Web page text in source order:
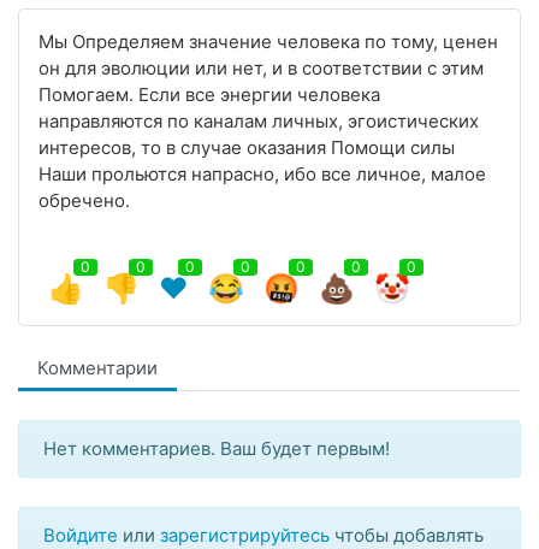
Мы Определяем значение человека по тому, ценен
он для эволюции или нет, и в соответствии с этим
Помогаем. Если все энергии человека
направляются по каналам личных, эгоистических
интересов, то в случае оказания Помощи силы
Наши прольются напрасно, ибо все личное, малое
обречено.
👍
0
👎
0
❤️
0
😂
0
🤬
0
💩
0
🤡
0
Комментарии
Нет комментариев. Ваш будет первым!
Войдите или зарегистрируйтесь чтобы добавлять